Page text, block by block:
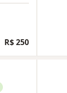
R$ 250